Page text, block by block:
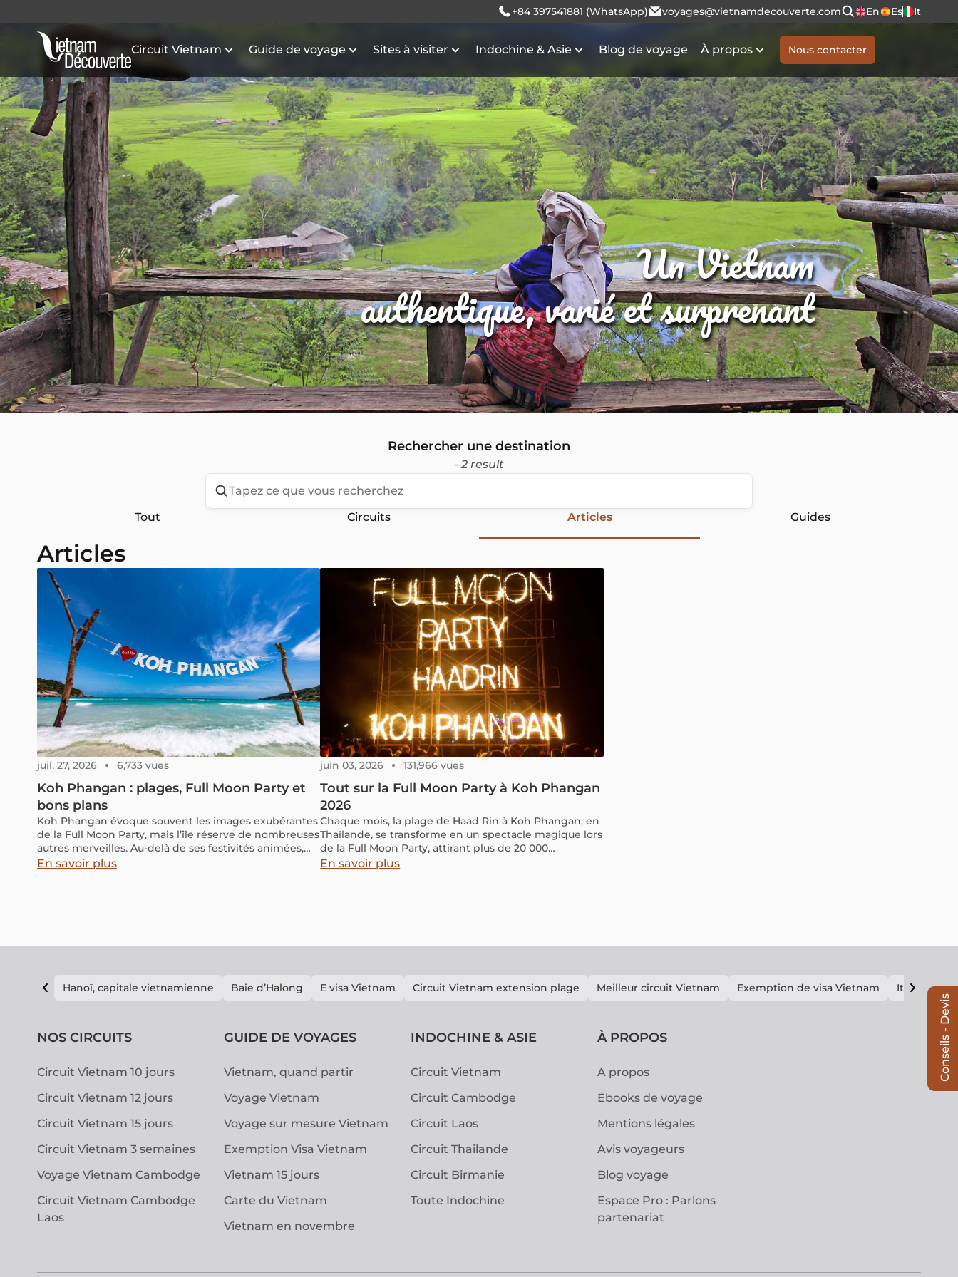
+84 397541881 (WhatsApp) voyages@vietnamdecouverte.com En Es It
Circuit Vietnam Guide de voyage Sites à visiter Indochine & Asie Blog de voyage À propos Nous contacter
Un Vietnam
authentique, varié et surprenant
Rechercher une destination
- 2 result
Tout Circuits Articles Guides
Articles
juil. 27, 2026 6,733 vues
Koh Phangan : plages, Full Moon Party et
bons plans
Koh Phangan évoque souvent les images exubérantes
de la Full Moon Party, mais l’île réserve de nombreuses
autres merveilles. Au-delà de ses festivités animées,
elle offre de splendides plages, des havres de paix et
En savoir plus
juin 03, 2026 131,966 vues
Tout sur la Full Moon Party à Koh Phangan
2026
Chaque mois, la plage de Haad Rin à Koh Phangan, en
Thaïlande, se transforme en un spectacle magique lors
de la Full Moon Party, attirant plus de 20 000
participants du monde entier. Cet article dévoile les
En savoir plus
Hanoï, capitale vietnamienne Baie d’Halong E visa Vietnam Circuit Vietnam extension plage Meilleur circuit Vietnam Exemption de visa Vietnam Itinéraire
NOS CIRCUITS
Circuit Vietnam 10 jours
Circuit Vietnam 12 jours
Circuit Vietnam 15 jours
Circuit Vietnam 3 semaines
Voyage Vietnam Cambodge
Circuit Vietnam Cambodge
Laos
GUIDE DE VOYAGES
Vietnam, quand partir
Voyage Vietnam
Voyage sur mesure Vietnam
Exemption Visa Vietnam
Vietnam 15 jours
Carte du Vietnam
Vietnam en novembre
INDOCHINE & ASIE
Circuit Vietnam
Circuit Cambodge
Circuit Laos
Circuit Thailande
Circuit Birmanie
Toute Indochine
À PROPOS
A propos
Ebooks de voyage
Mentions légales
Avis voyageurs
Blog voyage
Espace Pro : Parlons
partenariat
Conseils - Devis